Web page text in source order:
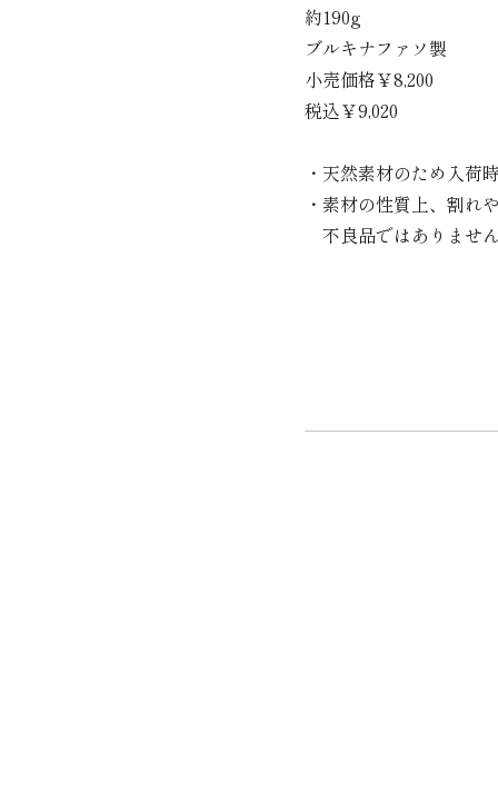
約190g
ブルキナファソ製
小売価格￥8,200
税込￥9,020
・天然素材のため入荷
・素材の性質上、割れ
不良品ではありませ